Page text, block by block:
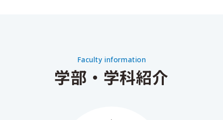
Faculty information
学部・学科紹介